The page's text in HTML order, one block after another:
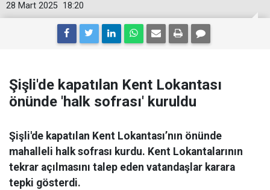
18:20
28 Mart 2025
Şişli'de kapatılan Kent Lokantası
önünde 'halk sofrası' kuruldu
Şişli'de kapatılan Kent Lokantası’nın önünde
mahalleli halk sofrası kurdu. Kent Lokantalarının
tekrar açılmasını talep eden vatandaşlar karara
tepki gösterdi.